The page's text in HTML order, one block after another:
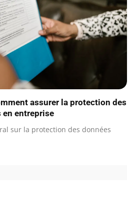
assurer la protection des
en entreprise
sur la protection des données